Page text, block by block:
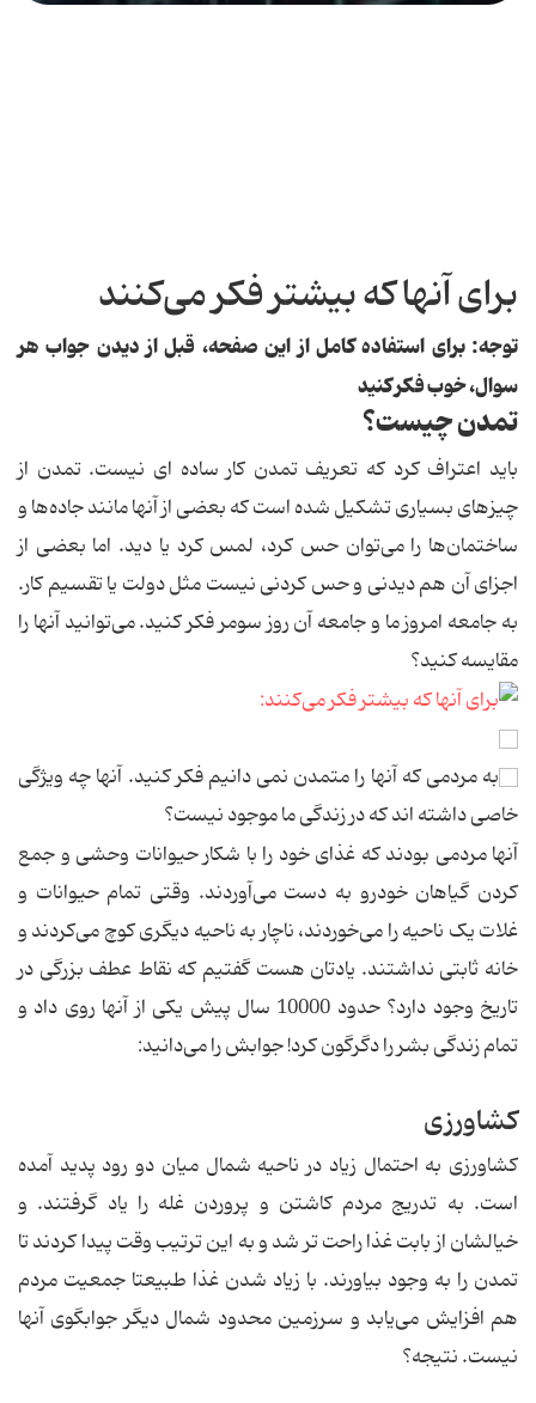
برای آنها که بیشتر فکر می‌کنند
توجه: برای استفاده کامل از این صفحه، قبل از دیدن جواب هر
سوال، خوب فکر کنید
تمدن چیست؟
باید اعتراف کرد که تعریف تمدن کار ساده ای نیست. تمدن از
چیزهای بسیاری تشکیل شده است که بعضی از آنها مانند جاده‌ها و
ساختمان‌ها را می‌توان حس کرد، لمس کرد یا دید. اما بعضی از
اجزای آن هم دیدنی و حس کردنی نیست مثل دولت یا تقسیم کار.
به جامعه امروز ما و جامعه آن روز سومر فکر کنید. می‌توانید آنها را
مقایسه کنید؟
به مردمی که آنها را متمدن نمی دانیم فکر کنید. آنها چه ویژگی
خاصی داشته اند که در زندگی ما موجود نیست؟
آنها مردمی بودند که غذای خود را با شکار حیوانات وحشی و جمع
کردن گیاهان خودرو به دست می‌آوردند. وقتی تمام حیوانات و
غلات یک ناحیه را می‌خوردند، ناچار به ناحیه دیگری کوچ می‌کردند و
خانه ثابتی نداشتند. یادتان هست گفتیم که نقاط عطف بزرگی در
تاریخ وجود دارد؟ حدود 10000 سال پیش یکی از آنها روی داد و
تمام زندگی بشر را دگرگون کرد! جوابش را می‌دانید:
کشاورزی
کشاورزی به احتمال زیاد در ناحیه شمال میان دو رود پدید آمده
است. به تدریج مردم کاشتن و پروردن غله را یاد گرفتند. و
خیالشان از بابت غذا راحت تر شد و به این ترتیب وقت پیدا کردند تا
تمدن را به وجود بیاورند. با زیاد شدن غذا طبیعتا جمعیت مردم
هم افزایش می‌یابد و سرزمین محدود شمال دیگر جوابگوی آنها
نیست. نتیجه؟